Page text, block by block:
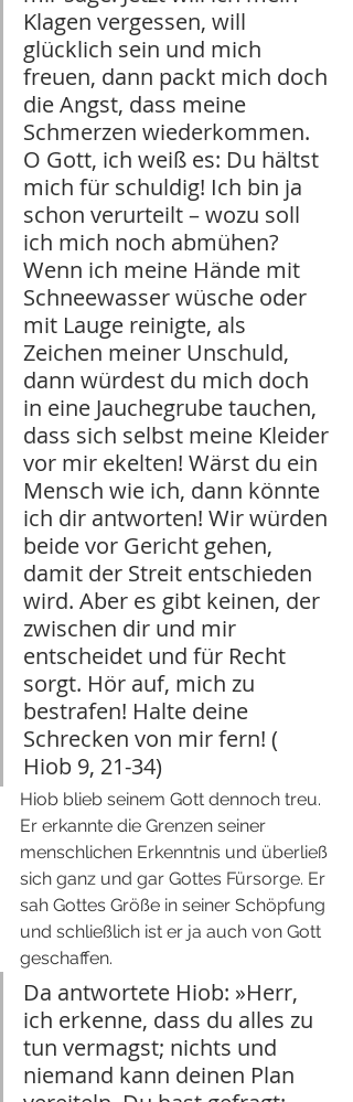
Klagen vergessen, will
glücklich sein und mich
freuen, dann packt mich doch
die Angst, dass meine
Schmerzen wiederkommen.
O Gott, ich weiß es: Du hältst
mich für schuldig! Ich bin ja
schon verurteilt – wozu soll
ich mich noch abmühen?
Wenn ich meine Hände mit
Schneewasser wüsche oder
mit Lauge reinigte, als
Zeichen meiner Unschuld,
dann würdest du mich doch
in eine Jauchegrube tauchen,
dass sich selbst meine Kleider
vor mir ekelten! Wärst du ein
Mensch wie ich, dann könnte
ich dir antworten! Wir würden
beide vor Gericht gehen,
damit der Streit entschieden
wird. Aber es gibt keinen, der
zwischen dir und mir
entscheidet und für Recht
sorgt. Hör auf, mich zu
bestrafen! Halte deine
Schrecken von mir fern! (
Hiob 9, 21-34)
Hiob blieb seinem Gott dennoch treu.
Er erkannte die Grenzen seiner
menschlichen Erkenntnis und überließ
sich ganz und gar Gottes Fürsorge. Er
sah Gottes Größe in seiner Schöpfung
und schließlich ist er ja auch von Gott
geschaffen.
Da antwortete Hiob: »Herr,
ich erkenne, dass du alles zu
tun vermagst; nichts und
niemand kann deinen Plan